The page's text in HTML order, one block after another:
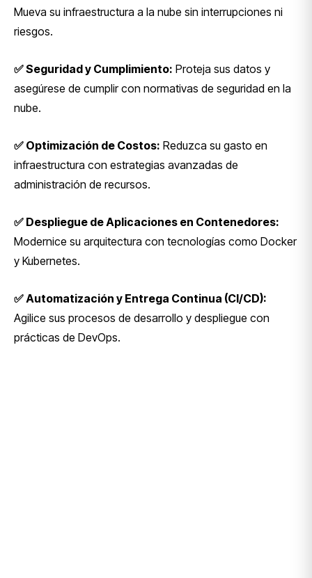
Mueva su infraestructura a la nube sin interrupciones ni
riesgos.
✅ Seguridad y Cumplimiento: Proteja sus datos y
asegúrese de cumplir con normativas de seguridad en la
nube.
✅ Optimización de Costos: Reduzca su gasto en
infraestructura con estrategias avanzadas de
administración de recursos.
✅ Despliegue de Aplicaciones en Contenedores:
Modernice su arquitectura con tecnologías como Docker
y Kubernetes.
✅ Automatización y Entrega Continua (CI/CD):
Agilice sus procesos de desarrollo y despliegue con
prácticas de DevOps.